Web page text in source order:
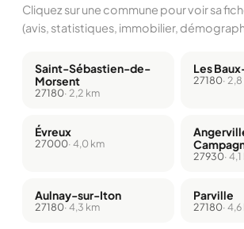
Cliquez sur une commune pour voir sa
(avis, statistiques, immobilier,
Saint-Sébastien-de-
Morsent
27180· 2,2 km
Les
27180·
Évreux
27000· 4,0 km
27930·
Aulnay-sur-Iton
27180· 4,3 km
Parville
27180·